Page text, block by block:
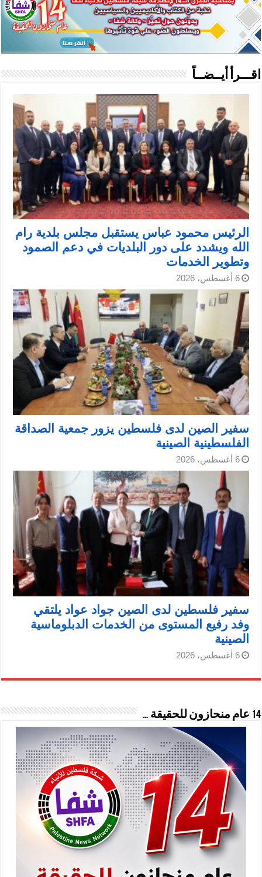
اقـــرأ أيــضــاً
الرئيس محمود عباس يستقبل مجلس بلدية رام
الله ويشدد على دور البلديات في دعم الصمود
وتطوير الخدمات
6 أغسطس، 2026
سفير الصين لدى فلسطين يزور جمعية الصداقة
الفلسطينية الصينية
6 أغسطس، 2026
سفير فلسطين لدى الصين جواد عواد يلتقي
وفد رفيع المستوى من الخدمات الدبلوماسية
الصينية
6 أغسطس، 2026
14 عام منحازون للحقيقة …